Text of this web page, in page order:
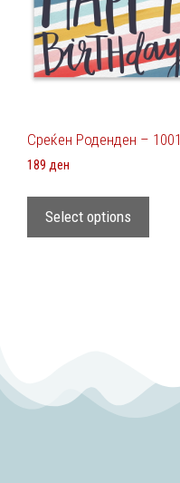
Среќен Роденден – 1001
189 ден
Select options